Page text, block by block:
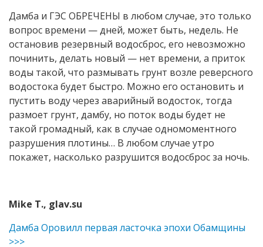
Дамба и ГЭС ОБРЕЧЕНЫ в любом случае, это только
вопрос времени — дней, может быть, недель. Не
остановив резервный водосброс, его невозможно
починить, делать новый — нет времени, а приток
воды такой, что размывать грунт возле реверсного
водостока будет быстро. Можно его остановить и
пустить воду через аварийный водосток, тогда
размоет грунт, дамбу, но поток воды будет не
такой громадный, как в случае одномоментного
разрушения плотины… В любом случае утро
покажет, насколько разрушится водосброс за ночь.
Мike Т., glav.su
Дамба Оровилл первая ласточка эпохи Обамщины
>>>